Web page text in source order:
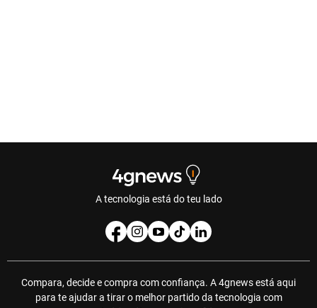
A tecnologia está do teu lado
Compara, decide e compra com confiança. A 4gnews está aqui
para te ajudar a tirar o melhor partido da tecnologia com